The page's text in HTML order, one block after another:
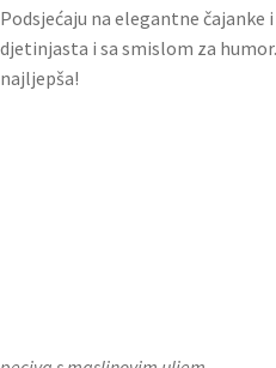
Podsjećaju na elegantne čajanke
djetinjasta i sa smislom za
najljepša!